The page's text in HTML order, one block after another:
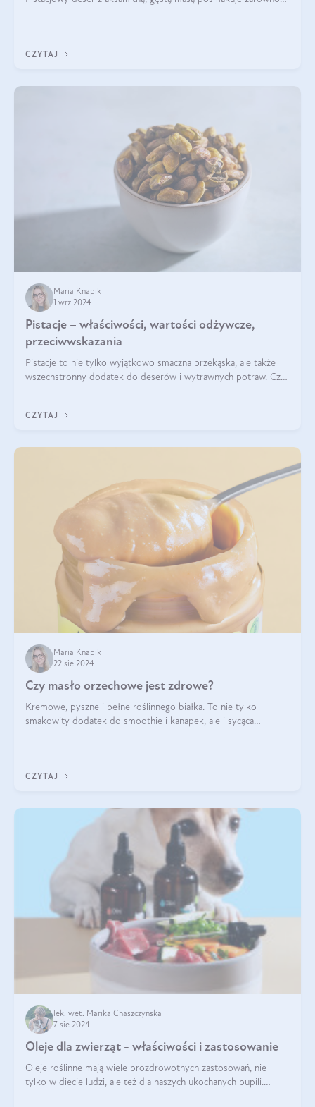
CZYTAJ
Maria Knapik
1 wrz 2024
Pistacje – właściwości, wartości odżywcze,
przeciwwskazania
Pistacje to nie tylko wyjątkowo smaczna przekąska, ale także
wszechstronny dodatek do deserów i wytrawnych potraw. Czy
CZYTAJ
Maria Knapik
22 sie 2024
Czy masło orzechowe jest zdrowe?
Kremowe, pyszne i pełne roślinnego białka. To nie tylko
smakowity dodatek do smoothie i kanapek, ale i sycąca
CZYTAJ
lek. wet. Marika Chaszczyńska
7 sie 2024
Oleje dla zwierząt - właściwości i zastosowanie
Oleje roślinne mają wiele prozdrowotnych zastosowań, nie
tylko w diecie ludzi, ale też dla naszych ukochanych pupili.